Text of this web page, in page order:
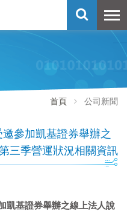
首頁 公司新聞
參加凱基證券舉辦之
三季營運狀況相關資訊
凱基證券舉辦之線上法人說